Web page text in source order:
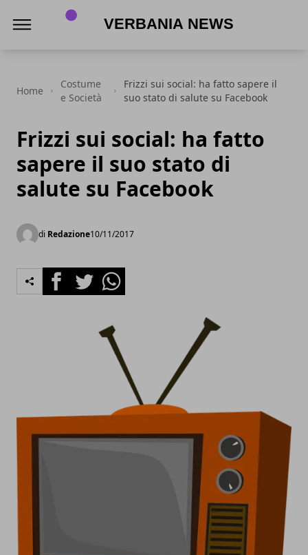
Home
Costume
e Società
Frizzi sui social: ha fatto sapere il
suo stato di salute su Facebook
Frizzi sui social: ha fatto
sapere il suo stato di
salute su Facebook
di Redazione10/11/2017
FacebookTwitterWhatsapp